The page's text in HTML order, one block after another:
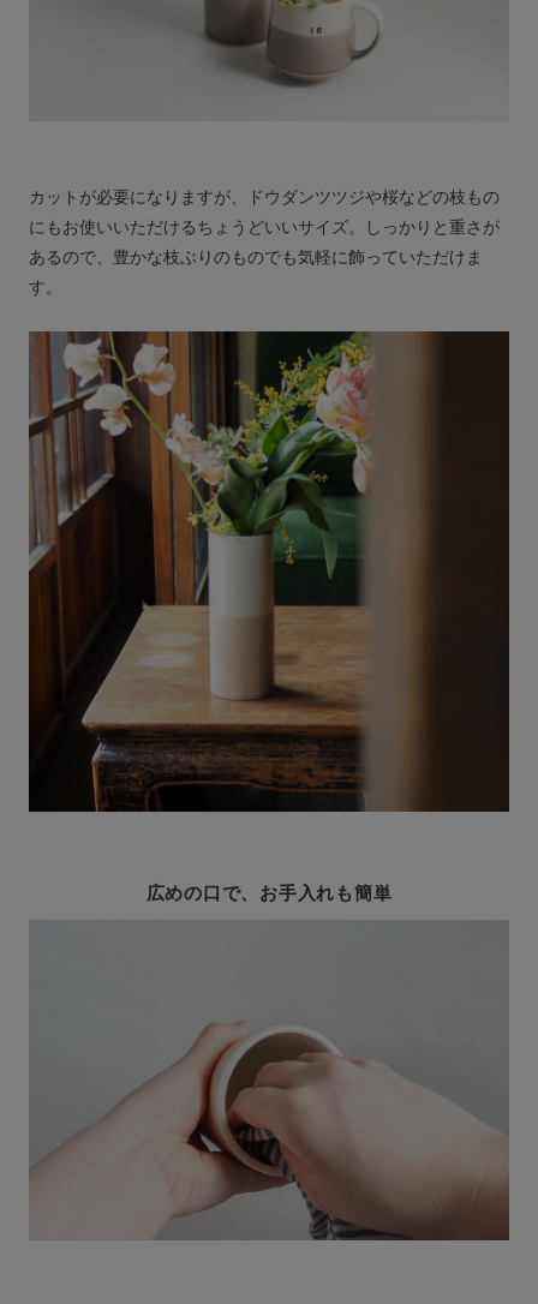
カットが必要になりますが、ドウダンツツジや桜などの枝もの
にもお使いいただけるちょうどいいサイズ。しっかりと重さが
あるので、豊かな枝ぶりのものでも気軽に飾っていただけま
す。
広めの口で、お手入れも簡単